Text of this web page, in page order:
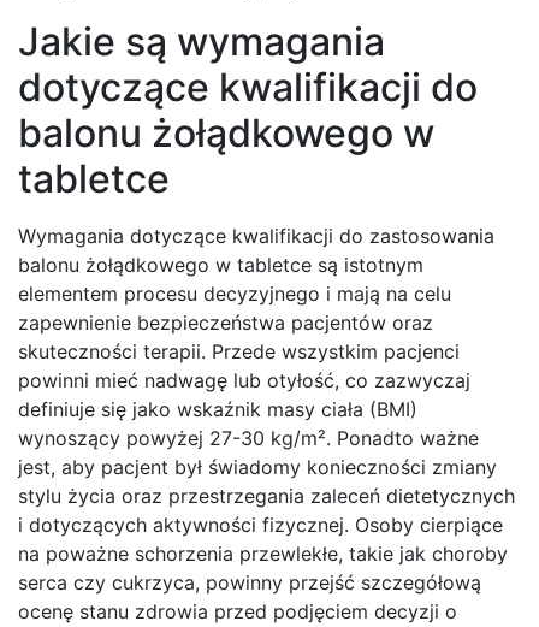
Jakie są wymagania
dotyczące kwalifikacji do
balonu żołądkowego w
tabletce
Wymagania dotyczące kwalifikacji do zastosowania
balonu żołądkowego w tabletce są istotnym
elementem procesu decyzyjnego i mają na celu
zapewnienie bezpieczeństwa pacjentów oraz
skuteczności terapii. Przede wszystkim pacjenci
powinni mieć nadwagę lub otyłość, co zazwyczaj
definiuje się jako wskaźnik masy ciała (BMI)
wynoszący powyżej 27-30 kg/m². Ponadto ważne
jest, aby pacjent był świadomy konieczności zmiany
stylu życia oraz przestrzegania zaleceń dietetycznych
i dotyczących aktywności fizycznej. Osoby cierpiące
na poważne schorzenia przewlekłe, takie jak choroby
serca czy cukrzyca, powinny przejść szczegółową
ocenę stanu zdrowia przed podjęciem decyzji o